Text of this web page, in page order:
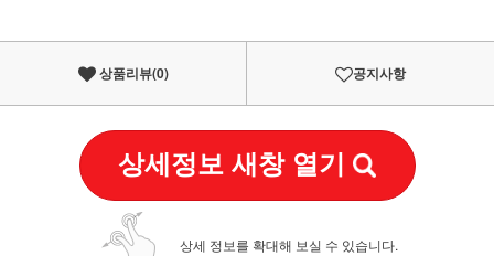
상품리뷰(0) 공지사항
상세정보 새창 열기
상세 정보를 확대해 보실 수 있습니다.